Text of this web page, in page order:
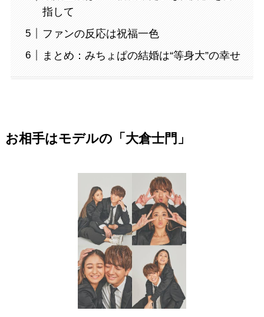
指して
ファンの反応は祝福一色
まとめ：みちょぱの結婚は“等身大”の幸せ
お相手はモデルの「大倉士門」